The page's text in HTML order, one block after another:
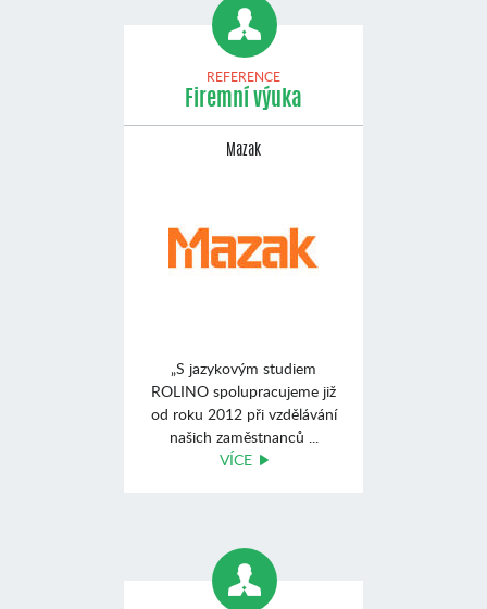
REFERENCE
Firemní výuka
Mazak
„S jazykovým studiem
ROLINO spolupracujeme již
od roku 2012 při vzdělávání
našich zaměstnanců ...
VÍCE